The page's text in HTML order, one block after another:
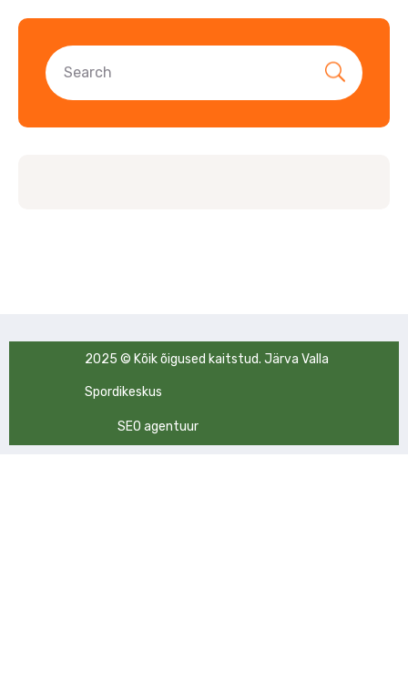
2025 © Kõik õigused kaitstud. Järva Valla
Spordikeskus
SEO agentuur